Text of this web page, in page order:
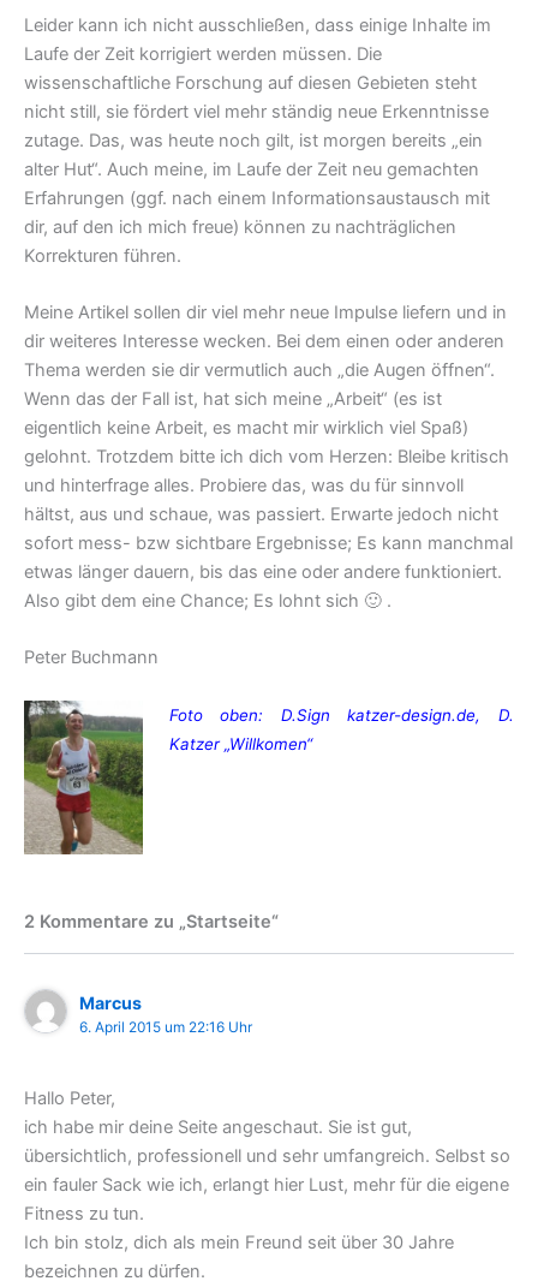
Leider kann ich nicht ausschließen, dass einige Inhalte im
Laufe der Zeit korrigiert werden müssen. Die
wissenschaftliche Forschung auf diesen Gebieten steht
nicht still, sie fördert viel mehr ständig neue Erkenntnisse
zutage. Das, was heute noch gilt, ist morgen bereits „ein
alter Hut“. Auch meine, im Laufe der Zeit neu gemachten
Erfahrungen (ggf. nach einem Informationsaustausch mit
dir, auf den ich mich freue) können zu nachträglichen
Korrekturen führen.
Meine Artikel sollen dir viel mehr neue Impulse liefern und in
dir weiteres Interesse wecken. Bei dem einen oder anderen
Thema werden sie dir vermutlich auch „die Augen öffnen“.
Wenn das der Fall ist, hat sich meine „Arbeit“ (es ist
eigentlich keine Arbeit, es macht mir wirklich viel Spaß)
gelohnt. Trotzdem bitte ich dich vom Herzen: Bleibe kritisch
und hinterfrage alles. Probiere das, was du für sinnvoll
hältst, aus und schaue, was passiert. Erwarte jedoch nicht
sofort mess- bzw sichtbare Ergebnisse; Es kann manchmal
etwas länger dauern, bis das eine oder andere funktioniert.
Also gibt dem eine Chance; Es lohnt sich 🙂 .
Peter Buchmann
Foto oben: D.Sign katzer-design.de, D.
Katzer „Willkomen“
2 Kommentare zu „Startseite“
Marcus
6. April 2015 um 22:16 Uhr
Hallo Peter,
ich habe mir deine Seite angeschaut. Sie ist gut,
übersichtlich, professionell und sehr umfangreich. Selbst so
ein fauler Sack wie ich, erlangt hier Lust, mehr für die eigene
Fitness zu tun.
Ich bin stolz, dich als mein Freund seit über 30 Jahre
bezeichnen zu dürfen.